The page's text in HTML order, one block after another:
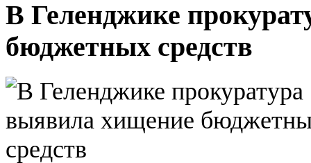
В Геленджике
бюджетных средств